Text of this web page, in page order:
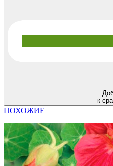
к
ПОХОЖИЕ